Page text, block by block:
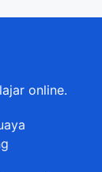
online.